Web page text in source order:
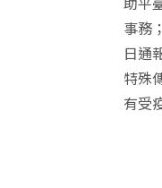
事務
日通
特殊
有受